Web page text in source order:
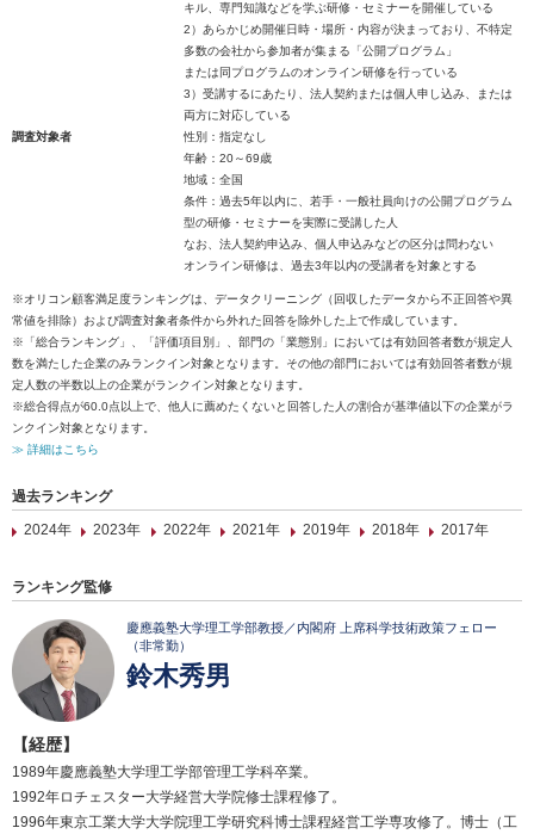
キル、専門知識などを学ぶ研修・セミナーを開催している
2）あらかじめ開催日時・場所・内容が決まっており、不特定
多数の会社から参加者が集まる「公開プログラム」
または同プログラムのオンライン研修を行っている
3）受講するにあたり、法人契約または個人申し込み、または
両方に対応している
調査対象者
性別：指定なし
年齢：20～69歳
地域：全国
条件：過去5年以内に、若手・一般社員向けの公開プログラム
型の研修・セミナーを実際に受講した人
なお、法人契約申込み、個人申込みなどの区分は問わない
オンライン研修は、過去3年以内の受講者を対象とする
※オリコン顧客満足度ランキングは、データクリーニング（回収したデータから不正回答や異
常値を排除）および調査対象者条件から外れた回答を除外した上で作成しています。
※「総合ランキング」、「評価項目別」、部門の「業態別」においては有効回答者数が規定人
数を満たした企業のみランクイン対象となります。その他の部門においては有効回答者数が規
定人数の半数以上の企業がランクイン対象となります。
※総合得点が60.0点以上で、他人に薦めたくないと回答した人の割合が基準値以下の企業がラ
ンクイン対象となります。
≫ 詳細はこちら
過去ランキング
2024年
2023年 2022年 2021年 2019年 2018年 2017年
ランキング監修
慶應義塾大学理工学部教授／内閣府 上席科学技術政策フェロー
（非常勤）
鈴木秀男
【経歴】
1989年慶應義塾大学理工学部管理工学科卒業。
1992年ロチェスター大学経営大学院修士課程修了。
1996年東京工業大学大学院理工学研究科博士課程経営工学専攻修了。博士（工